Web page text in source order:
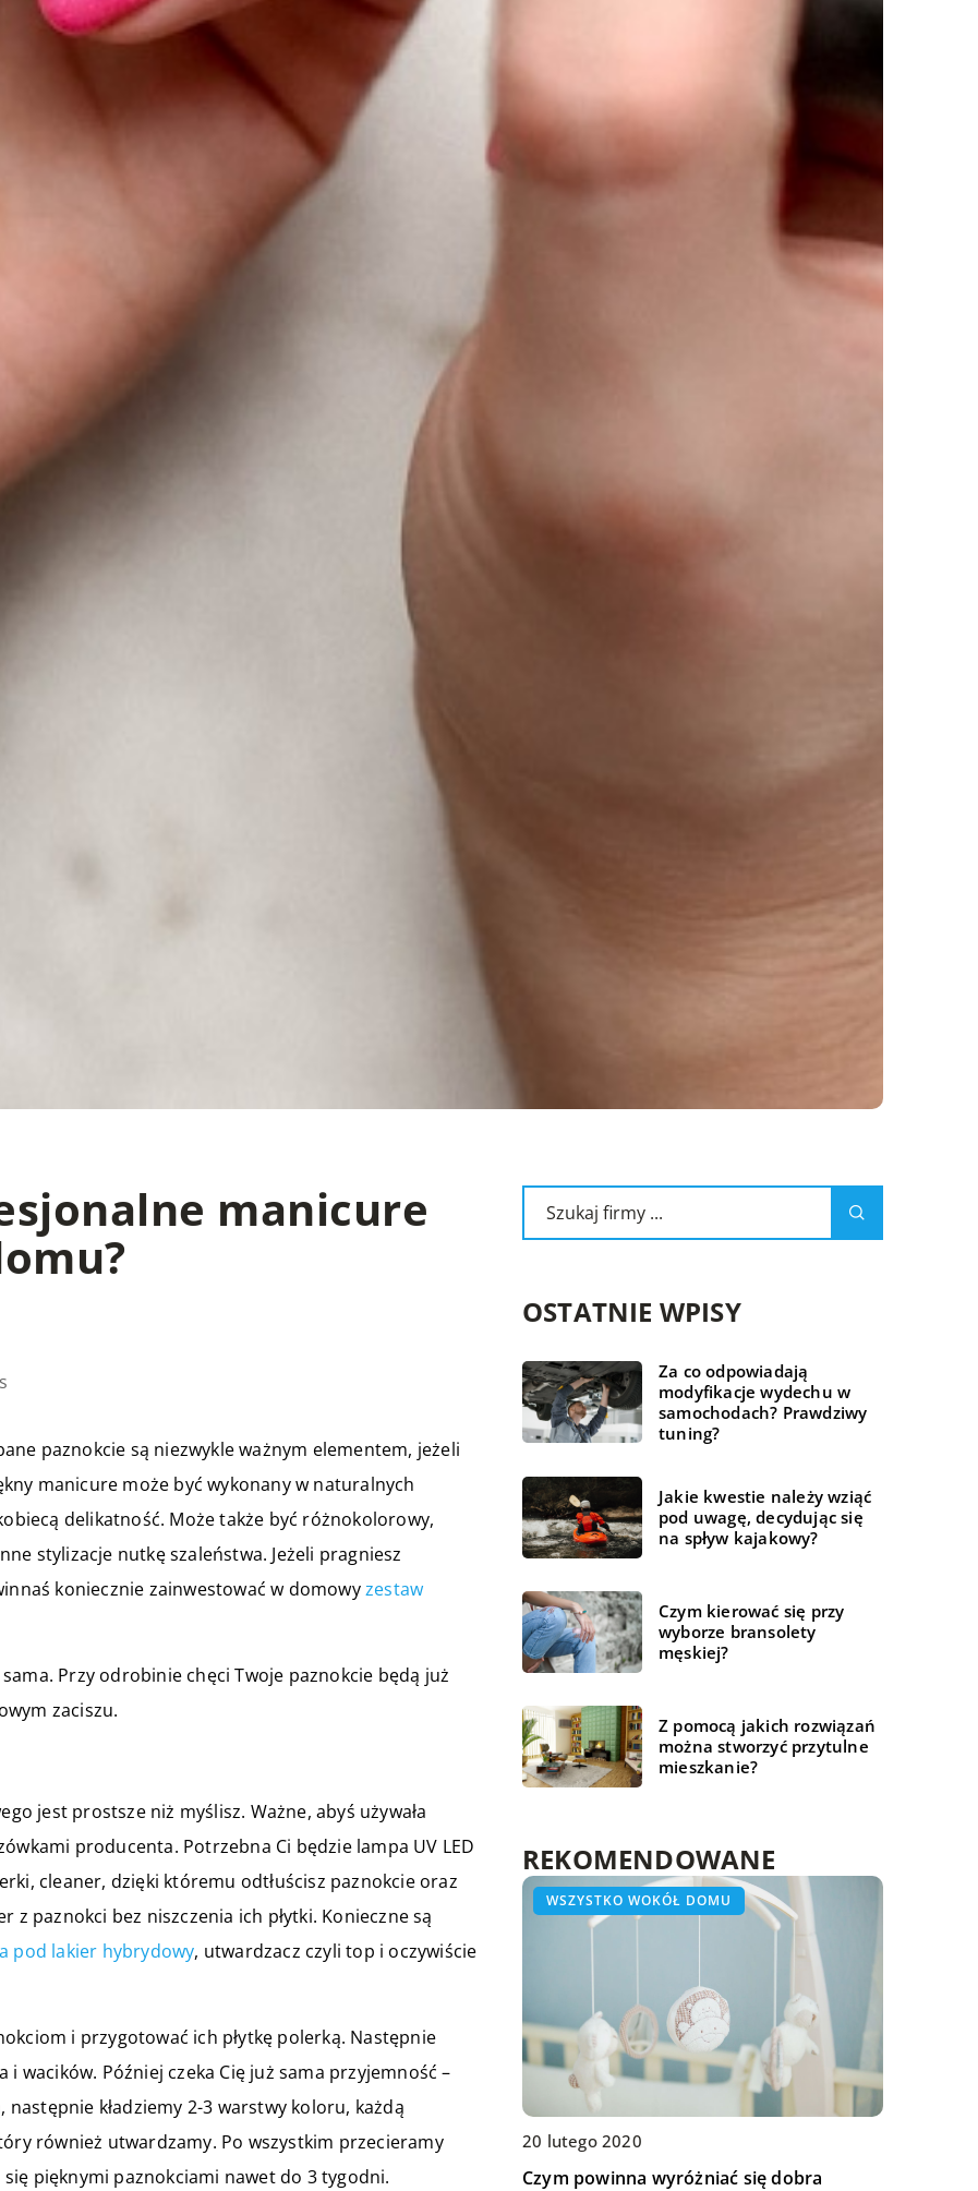
manicure
paznokcie są niezwykle ważnym elementem, jeżeli
manicure może być wykonany w naturalnych
delikatność. Może także być różnokolorowy,
stylizacje nutkę szaleństwa. Jeżeli pragniesz
koniecznie zainwestować w domowyzestaw
Przy odrobinie chęci Twoje paznokcie będą już
zaciszu.
jest prostsze niż myślisz. Ważne, abyś używała
producenta. Potrzebna Ci będzie lampa UV LED
cleaner, dzięki któremu odtłuścisz paznokcie oraz
paznokci bez niszczenia ich płytki. Konieczne są
pod lakier hybrydowy, utwardzacz czyli top i oczywiście
i przygotować ich płytkę polerką. Następnie
i wacików. Później czeka Cię już sama przyjemność –
kładziemy 2-3 warstwy koloru, każdą
również utwardzamy. Po wszystkim przecieramy
pięknymi paznokciami nawet do 3 tygodni.
OSTATNIE WPISY
Za co odpowiadają
modyfikacje wydechu w
samochodach? Prawdziwy
tuning?
Jakie kwestie należy wziąć
pod uwagę, decydując się
na spływ kajakowy?
Czym kierować się przy
wyborze bransolety
męskiej?
Z pomocą jakich rozwiązań
można stworzyć przytulne
mieszkanie?
REKOMENDOWANE
HOBBY I RELAKS/WYPOCZYNEK
31 lipca 2019
Które walizki są najbardziej pojemne?
WSZYSTKO WOKÓŁ DOMU
20 lutego 2020
Czym powinna wyróżniać się dobra
BIZNES I FINANSE
14 maja 2019
W jakiej formie można spłacić